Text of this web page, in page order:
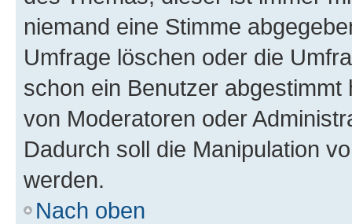
niemand eine Stimme
Umfrage löschen oder die
schon ein Benutzer
von Moderatoren oder
Dadurch soll die Manipulation
werden.
Nach oben